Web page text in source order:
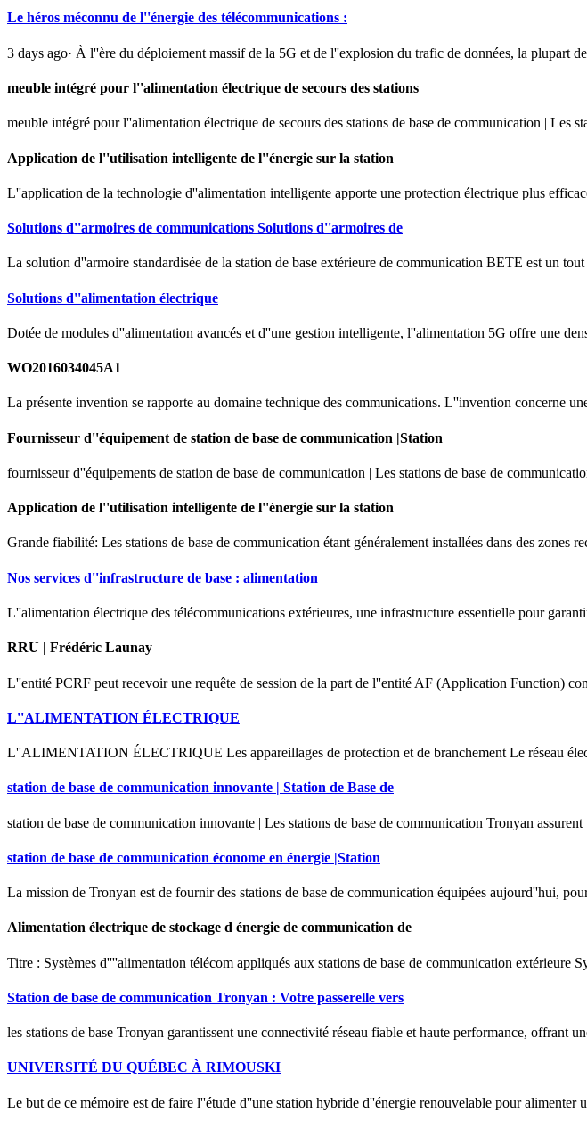
Le héros méconnu de l''énergie des télécommunications :
3 days ago· À l''ère du déploiement massif de la 5G et de l''explosion du trafic de données, la plupart
meuble intégré pour l''alimentation électrique de secours des stations
meuble intégré pour l''alimentation électrique de secours des stations de base de communication | Les
Application de l''utilisation intelligente de l''énergie sur la station
L''application de la technologie d''alimentation intelligente apporte une protection électrique plus
Solutions d''armoires de communications Solutions d''armoires de
La solution d''armoire standardisée de la station de base extérieure de communication BETE est un
Solutions d''alimentation électrique
Dotée de modules d''alimentation avancés et d''une gestion intelligente, l''alimentation 5G offre une
WO2016034045A1
La présente invention se rapporte au domaine technique des communications. L''invention concerne
Fournisseur d''équipement de station de base de communication |Station
fournisseur d''équipements de station de base de communication | Les stations de base de
Application de l''utilisation intelligente de l''énergie sur la station
Grande fiabilité: Les stations de base de communication étant généralement installées dans des zones
Nos services d''infrastructure de base : alimentation
L''alimentation électrique des télécommunications extérieures, une infrastructure essentielle pour
RRU | Frédéric Launay
L''entité PCRF peut recevoir une requête de session de la part de l''entité AF (Application Function)
L''ALIMENTATION ÉLECTRIQUE
L''ALIMENTATION ÉLECTRIQUE Les appareillages de protection et de branchement Le réseau
station de base de communication innovante | Station de Base de
station de base de communication innovante | Les stations de base de communication Tronyan
station de base de communication économe en énergie |Station
La mission de Tronyan est de fournir des stations de base de communication équipées aujourd''hui,
Alimentation électrique de stockage d énergie de communication de
Titre : Systèmes d''''alimentation télécom appliqués aux stations de base de communication extérieure
Station de base de communication Tronyan : Votre passerelle vers
les stations de base Tronyan garantissent une connectivité réseau fiable et haute performance, offrant
UNIVERSITÉ DU QUÉBEC À RIMOUSKI
Le but de ce mémoire est de faire l''étude d''une station hybride d''énergie renouvelable pour